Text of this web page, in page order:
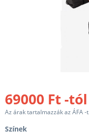
69000 Ft -tól
Az árak tartalmazzák az ÁFA -
Színek